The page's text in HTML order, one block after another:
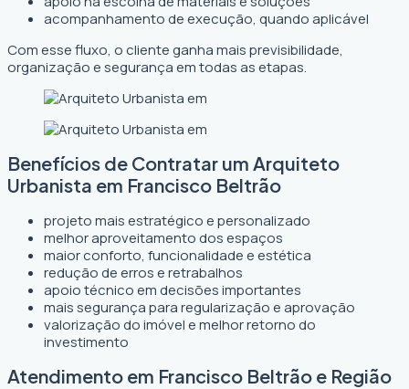
acompanhamento de execução, quando aplicável
Com esse fluxo, o cliente ganha mais previsibilidade,
organização e segurança em todas as etapas.
Benefícios de Contratar um Arquiteto
Urbanista em Francisco Beltrão
projeto mais estratégico e personalizado
melhor aproveitamento dos espaços
maior conforto, funcionalidade e estética
redução de erros e retrabalhos
apoio técnico em decisões importantes
mais segurança para regularização e aprovação
valorização do imóvel e melhor retorno do
investimento
Atendimento em Francisco Beltrão e Região